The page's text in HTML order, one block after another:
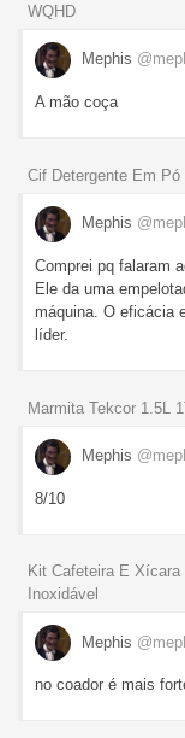
WQHD
Mephis
A mão coça
Cif Detergente Em
Mephis
Comprei pq falaram
Ele da uma
máquina. O eficácia
líder.
Marmita Tekcor 1.5L
Mephis
8/10
Kit Cafeteira E
Inoxidável
Mephis
no coador é mais